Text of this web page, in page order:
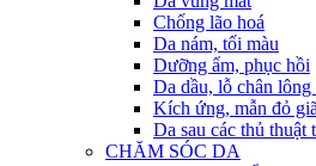
Chống lão hoá
Da nám, tối màu
Dưỡng ẩm, phục hồi
Da dầu, lỗ chân lông
Kích ứng, mẫn đỏ
Da sau các thủ thuật
CHĂM SÓC DA